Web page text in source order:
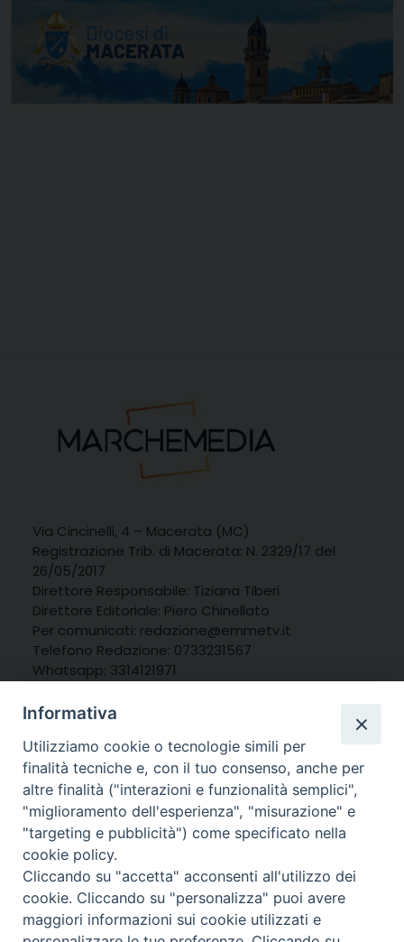
Via Cincinelli, 4 – Macerata (MC)
Registrazione Trib. di Macerata: N. 2329/17 del
26/05/2017
Direttore Responsabile: Tiziana Tiberi
Direttore Editoriale: Piero Chinellato
Per comunicati: redazione@emmetv.it
Telefono Redazione: 0733231567
Whatsapp: 3314121971
Informativa
Utilizziamo cookie o tecnologie simili per
finalità tecniche e, con il tuo consenso, anche per
altre finalità ("interazioni e funzionalità semplici",
"miglioramento dell'esperienza", "misurazione" e
"targeting e pubblicità") come specificato nella
cookie policy.
Cliccando su "accetta" acconsenti all'utilizzo dei
cookie. Cliccando su "personalizza" puoi avere
maggiori informazioni sui cookie utilizzati e